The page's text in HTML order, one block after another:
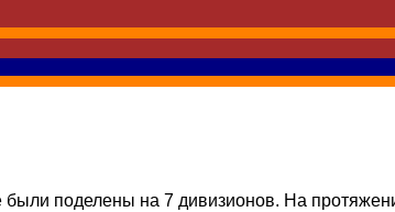
поделены на 7 дивизионов. На